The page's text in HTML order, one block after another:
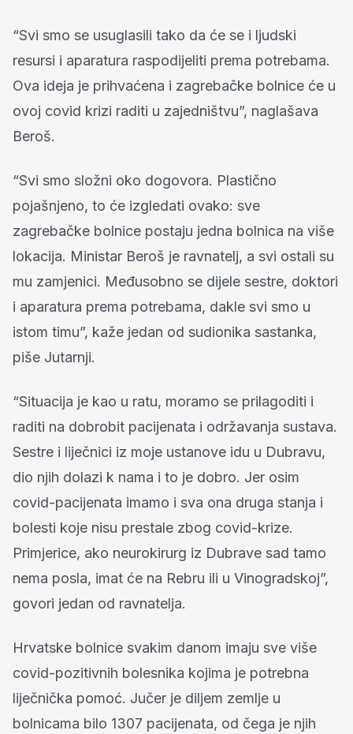
“Svi smo se usuglasili tako da će se i ljudski
resursi i aparatura raspodijeliti prema potrebama.
Ova ideja je prihvaćena i zagrebačke bolnice će u
ovoj covid krizi raditi u zajedništvu”, naglašava
Beroš.
“Svi smo složni oko dogovora. Plastično
pojašnjeno, to će izgledati ovako: sve
zagrebačke bolnice postaju jedna bolnica na više
lokacija. Ministar Beroš je ravnatelj, a svi ostali su
mu zamjenici. Međusobno se dijele sestre, doktori
i aparatura prema potrebama, dakle svi smo u
istom timu”, kaže jedan od sudionika sastanka,
piše Jutarnji.
“Situacija je kao u ratu, moramo se prilagoditi i
raditi na dobrobit pacijenata i održavanja sustava.
Sestre i liječnici iz moje ustanove idu u Dubravu,
dio njih dolazi k nama i to je dobro. Jer osim
covid-pacijenata imamo i sva ona druga stanja i
bolesti koje nisu prestale zbog covid-krize.
Primjerice, ako neurokirurg iz Dubrave sad tamo
nema posla, imat će na Rebru ili u Vinogradskoj”,
govori jedan od ravnatelja.
Hrvatske bolnice svakim danom imaju sve više
covid-pozitivnih bolesnika kojima je potrebna
liječnička pomoć. Jučer je diljem zemlje u
bolnicama bilo 1307 pacijenata, od čega je njih